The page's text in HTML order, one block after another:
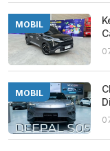
MOBIL
MOBIL